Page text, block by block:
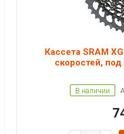
Кассета SRAM
скоростей, под
В наличии